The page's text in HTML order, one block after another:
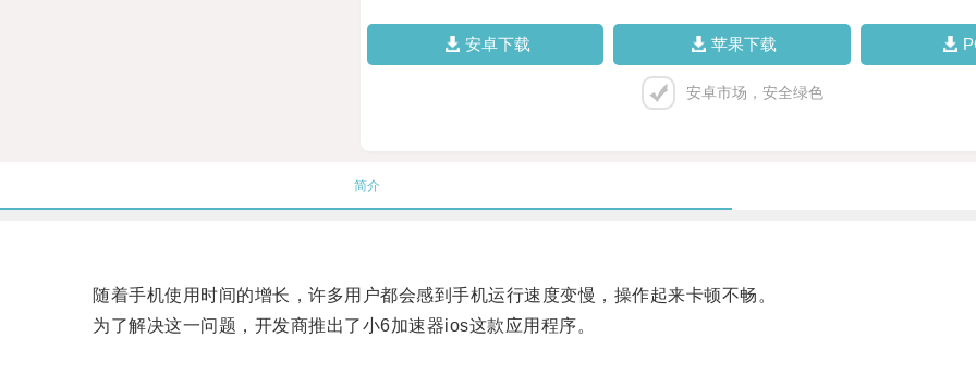
安卓下载 苹果下载
安卓市场，安全绿色
简介
随着手机使用时间的增长，许多用户都会感到手机运行速度变慢，操作起来卡顿不畅。
为了解决这一问题，开发商推出了小6加速器ios这款应用程序。